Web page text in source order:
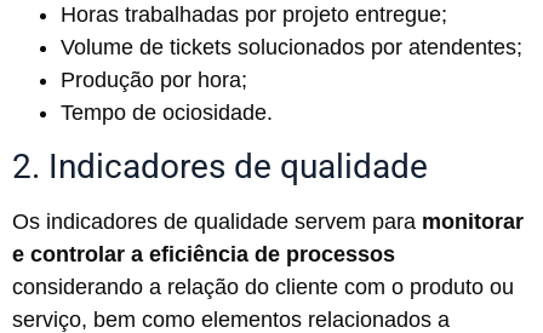
Horas trabalhadas por projeto entregue;
Volume de tickets solucionados por atendentes;
Produção por hora;
Tempo de ociosidade.
2. Indicadores de qualidade
Os indicadores de qualidade servem para monitorar
e controlar a eficiência de processos
considerando a relação do cliente com o produto ou
serviço, bem como elementos relacionados a